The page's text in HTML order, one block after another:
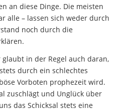
an diese Dinge. Die meisten
alle – lassen sich weder durch
noch durch die
in der Regel auch daran,
durch ein schlechtes
Vorboten prophezeit wird.
zuschlägt und Unglück über
das Schicksal stets eine